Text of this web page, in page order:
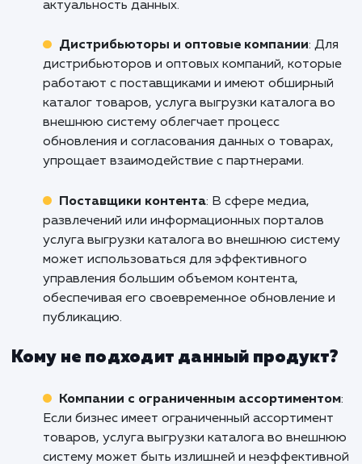
проблемы в конкурентное
Позвольте нам заботиться о
аспектах этого процесса, чтобы вы
сосредоточиться на главном -
потребностей ваших клиентов и
вашего бизнеса.
Кому подходит данный продукт?
Онлайн-ретейлеры: Услуга выгрузки
каталога во внешнюю систему идеально
подходит для онлайн-ретейлеров, которые
имеют большой объем товаров и
автоматическом обновлении информации о
товарах, ценах и наличии. Это упрощает
процесс управления каталогом и
Дистрибьюторы и оптовые компании:
дистрибьюторов и оптовых компаний,